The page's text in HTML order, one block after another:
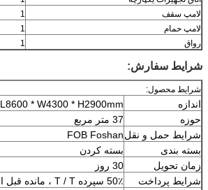
لامپ سقف
1
لامپ حمام
1
رواق
1
شرایط سفارش:
شرایط محصول:
اندازه
L8600 * W4300 * H2900mm
حوزه
37 متر مربع
شرایط حمل و نقلFOB Foshan
بسته بندی
بسته کردن
زمان تحویل
30 روز
شرایط پرداخت
50٪ سپرده T / T ، مانده قبل از حمل و نقل